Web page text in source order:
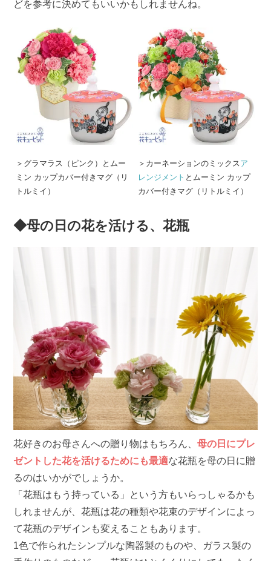
どを参考に決めてもいいかもしれませんね。
＞グラマラス（ピンク）とムー
ミン カップカバー付きマグ（リ
トルミイ）
＞カーネーションのミックス ア
レンジメント とムーミン カップ
カバー付きマグ（リトルミイ）
◆母の日の花を活ける、花瓶
花好きのお母さんへの贈り物はもちろん、母の日にプレ
ゼントした花を活けるためにも最適な花瓶を母の日に贈
るのはいかがでしょうか。
「花瓶はもう持っている」という方もいらっしゃるかも
しれませんが、花瓶は花の種類や花束のデザインによっ
て花瓶のデザインも変えることもあります。
1色で作られたシンプルな陶器製のものや、ガラス製の